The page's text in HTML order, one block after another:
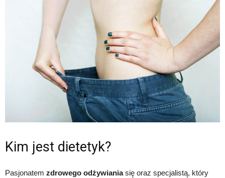
Kim jest dietetyk?
Pasjonatem zdrowego odżywianiasię oraz specjalistą, który